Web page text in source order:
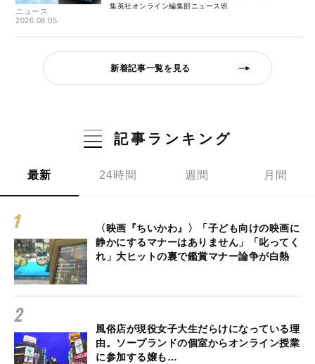
ニュース
2026.08.05
集英社オンライン編集部ニュース班
新着記事一覧を見る
記事ランキング
最新 24時間 週間 月間
〈映画『ちいかわ』〉「子ども向けの映画に
静かにするマナーはありません」「叱ってく
れ」大ヒットの裏で鑑賞マナー論争が白熱
風俗店が現役女子大生だらけになっている理
由。ソープランドの個室からオンライン授業
に参加する嬢も…